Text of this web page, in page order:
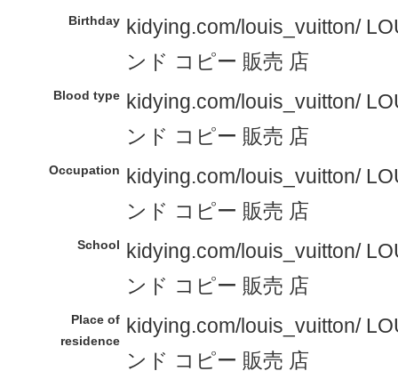
Birthday
kidying.com/louis_vuitton/
ンド コピー 販売 店
Blood type
kidying.com/louis_vuitton/
ンド コピー 販売 店
Occupation
kidying.com/louis_vuitton/
ンド コピー 販売 店
School
kidying.com/louis_vuitton/
ンド コピー 販売 店
Place of
residence
kidying.com/louis_vuitton/
ンド コピー 販売 店